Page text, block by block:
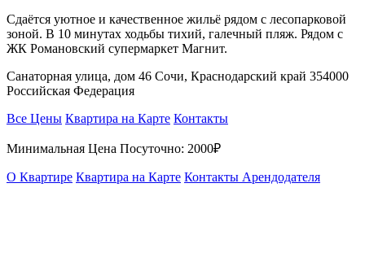
Сдаётся уютное и качественное жильё рядом с лесопарковой
зоной. В 10 минутах ходьбы тихий, галечный пляж. Рядом с
ЖК Романовский супермаркет Магнит.
Санаторная улица, дом 46 Сочи, Краснодарский край 354000
Российская Федерация
Все Цены Квартира на Карте Контакты
Минимальная Цена Посуточно: 2000₽
О Квартире Квартира на Карте Контакты Арендодателя